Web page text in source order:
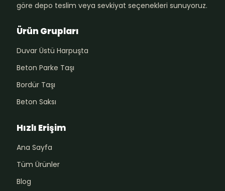
göre depo teslim veya sevkiyat seçenekleri sunuyoruz.
Ürün Grupları
Duvar Üstü Harpuşta
Beton Parke Taşı
Bordür Taşı
Beton Saksı
Hızlı Erişim
Ana Sayfa
Tüm Ürünler
Blog